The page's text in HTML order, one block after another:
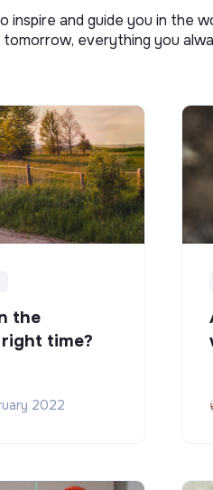
inspire and guide you in the
tomorrow, everything you
the
time?
2022